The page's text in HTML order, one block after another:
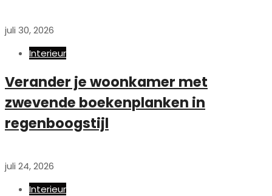
juli 30, 2026
Interieur
Verander je woonkamer met
zwevende boekenplanken in
regenboogstijl
juli 24, 2026
Interieur